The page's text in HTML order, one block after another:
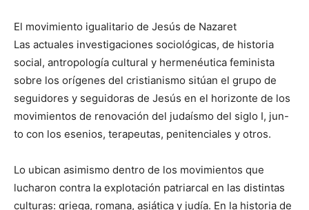
El movimiento igualitario de Jesús de Nazaret
Las actuales investigaciones sociológicas, de historia
social, antropología cultural y hermenéutica feminista
sobre los orígenes del cristianismo sitúan el grupo de
seguidores y seguidoras de Jesús en el horizonte de los
movimientos de renovación del judaísmo del siglo I, jun-
to con los esenios, terapeutas, penitenciales y otros.
Lo ubican asimismo dentro de los movimientos que
lucharon contra la explotación patriarcal en las distintas
culturas: griega, romana, asiática y judía. En la historia de